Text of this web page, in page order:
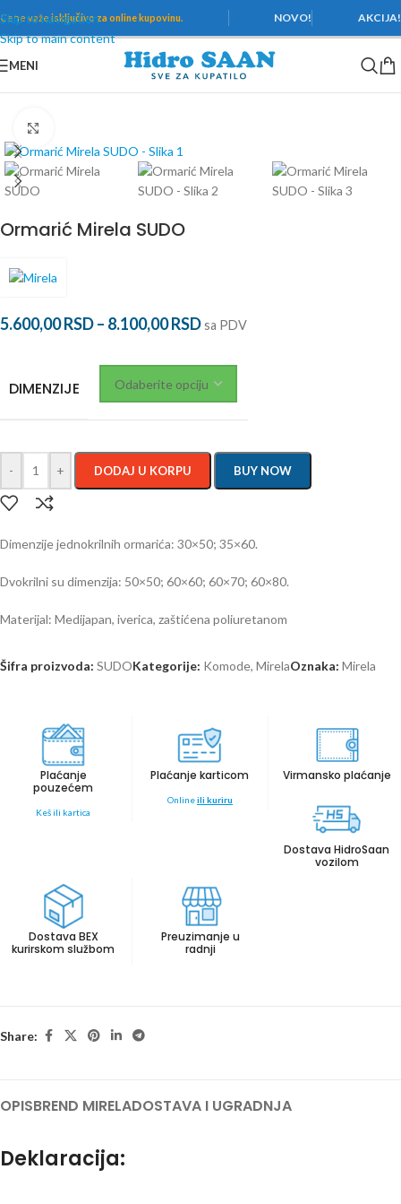
Skip to navigation
Skip to main content
Cene važeisključivo za online kupovinu. NOVO! AKCIJA!
MENI
Ormarić Mirela SUDO
5.600,00RSD– 8.100,00RSDsa PDV
DIMENZIJE
- + DODAJ U KORPU BUY NOW
Dimenzije jednokrilnih ormarića: 30×50; 35×60.
Dvokrilni su dimenzija: 50×50; 60×60; 60×70; 60×80.
Materijal: Medijapan, iverica, zaštićena poliuretanom
Šifra proizvoda: SUDOKategorije: Komode, MirelaOznaka: Mirela
Plaćanje
pouzećem
Keš ili kartica
Plaćanje karticom
Onlineili kuriru
Virmansko plaćanje
Dostava HidroSaan
vozilom
Dostava BEX
kurirskom službom
Preuzimanje u
radnji
Share:
OPISBREND MIRELADOSTAVA I UGRADNJA
Deklaracija: